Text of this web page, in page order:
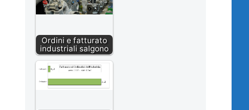
Ordini e fatturato
industriali salgono